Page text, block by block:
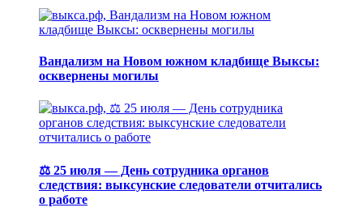
Вандализм на Новом южном кладбище Выксы:
осквернены могилы
⚖️ 25 июля — День сотрудника органов
следствия: выксунские следователи отчитались
о работе